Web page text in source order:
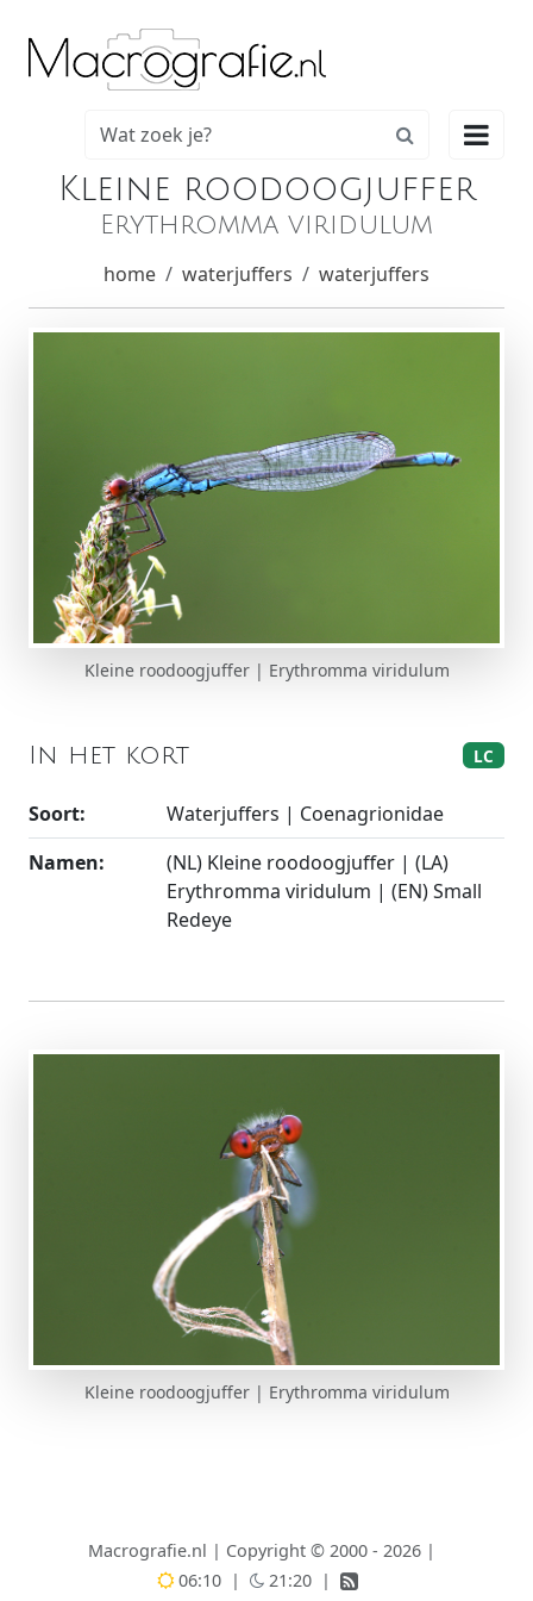

Kleine roodoogjuffer
Erythromma viridulum
home waterjuffers waterjuffers
Kleine roodoogjuffer | Erythromma viridulum
In het kort LC
Soort:
Waterjuffers | Coenagrionidae
Namen:
(NL) Kleine roodoogjuffer | (LA)
Erythromma viridulum | (EN) Small
Redeye
Kleine roodoogjuffer | Erythromma viridulum
Macrografie.nl | Copyright © 2000 - 2026 |
06:10
| 21:20 |